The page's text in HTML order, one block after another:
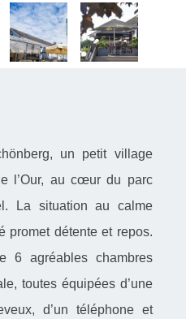
un petit village
l’Our, au cœur du parc
La situation au calme
promet détente et repos.
6 agréables chambres
toutes équipées d’une
d’un téléphone et